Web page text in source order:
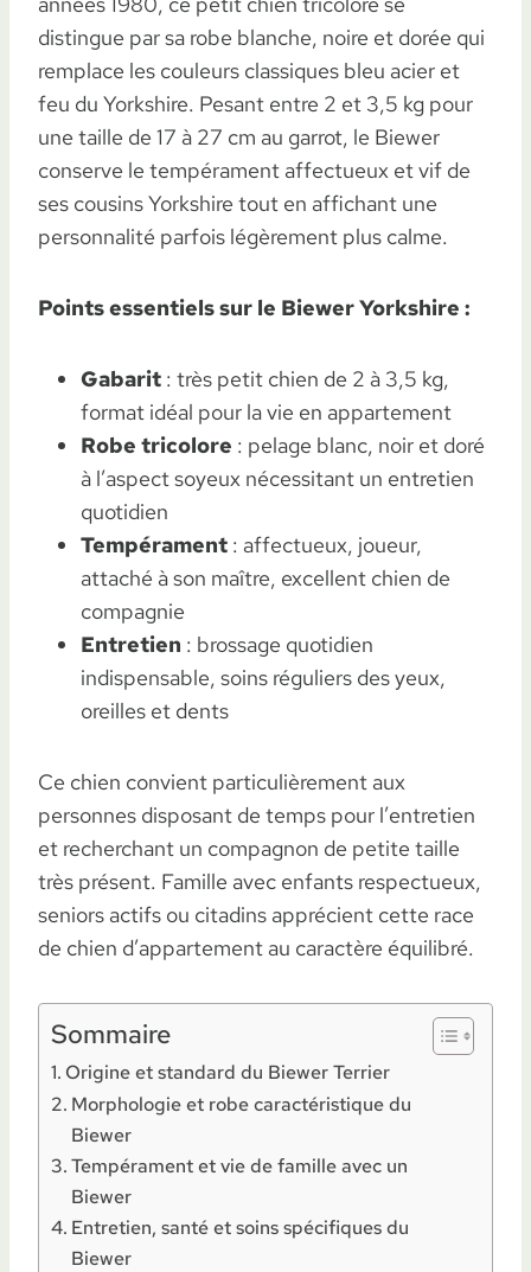
distingue par sa robe blanche, noire et dorée qui
remplace les couleurs classiques bleu acier et
feu du Yorkshire. Pesant entre 2 et 3,5 kg pour
une taille de 17 à 27 cm au garrot, le Biewer
conserve le tempérament affectueux et vif de
ses cousins Yorkshire tout en affichant une
personnalité parfois légèrement plus calme.
Points essentiels sur le Biewer Yorkshire :
Gabarit : très petit chien de 2 à 3,5 kg,
format idéal pour la vie en appartement
Robe tricolore : pelage blanc, noir et doré
à l’aspect soyeux nécessitant un entretien
quotidien
Tempérament : affectueux, joueur,
attaché à son maître, excellent chien de
compagnie
Entretien : brossage quotidien
indispensable, soins réguliers des yeux,
oreilles et dents
Ce chien convient particulièrement aux
personnes disposant de temps pour l’entretien
et recherchant un compagnon de petite taille
très présent. Famille avec enfants respectueux,
seniors actifs ou citadins apprécient cette race
de chien d’appartement au caractère équilibré.
Sommaire
Origine et standard du Biewer Terrier
Morphologie et robe caractéristique du
Biewer
Tempérament et vie de famille avec un
Biewer
Entretien, santé et soins spécifiques du
Biewer